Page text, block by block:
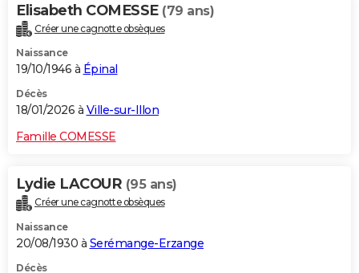
Elisabeth COMESSE (79 ans)
Créer une cagnotte obsèques
Naissance
19/10/1946 à Épinal
Décès
18/01/2026 à Ville-sur-Illon
Famille COMESSE
Lydie LACOUR (95 ans)
Créer une cagnotte obsèques
Naissance
20/08/1930 à Serémange-Erzange
Décès